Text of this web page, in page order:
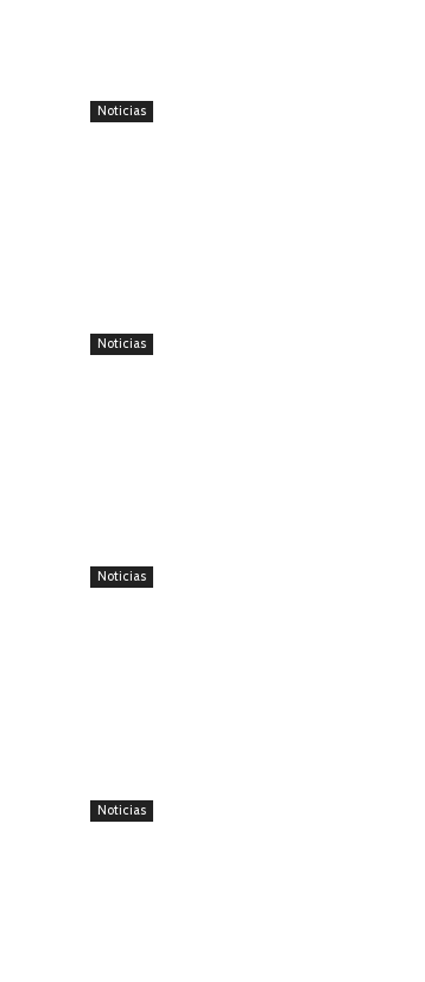
Noticias
Noticias
Noticias
Noticias